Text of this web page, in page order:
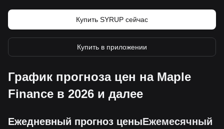
Купить SYRUP сейчас
Купить в приложении
График прогноза цен на Maple
Finance в 2026 и далее
Ежедневный прогноз ценыЕжемесячный